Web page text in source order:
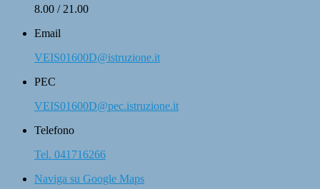
8.00 / 21.00
Email
VEIS01600D@istruzione.it
PEC
VEIS01600D@pec.istruzione.it
Telefono
Tel. 041716266
Naviga su Google Maps